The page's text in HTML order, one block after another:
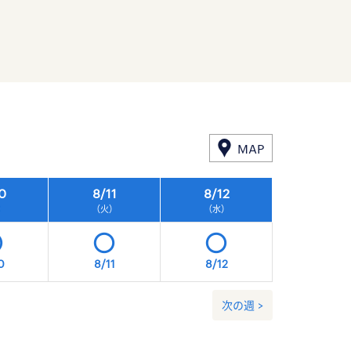
MAP
8/11
（火）
8/12
（水）
8/11 8/12
次の週 >